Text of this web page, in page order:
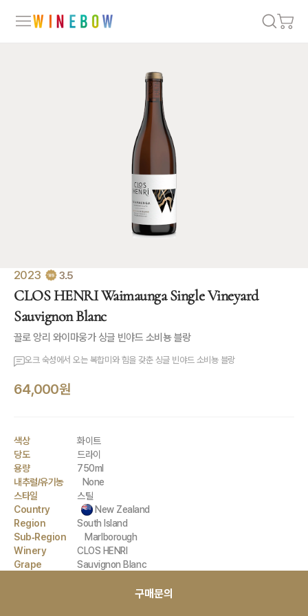
2023 3.5
CLOS HENRI Waimaunga Single Vineyard
Sauvignon Blanc
끌로 앙리 와이마웅가 싱글 빈야드 소비뇽 블랑
오크 숙성에서 오는 복합미와 힘을 갖춘 싱글 빈야드 소비뇽 블랑
64,000원
색상
화이트
당도
드라이
용량
750ml
내추럴/유기농
None
스타일
스틸
Country
New Zealand
Region
South Island
Sub-Region
Marlborough
Winery
CLOS HENRI
Grape
Sauvignon Blanc
구매문의